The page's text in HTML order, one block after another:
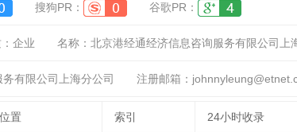
搜狗PR： 谷歌PR：
企业 名称： 北京港经通经济信息咨询服务有限公司上
有限公司上海分公司 注册邮箱：
置 索引 24小时收录